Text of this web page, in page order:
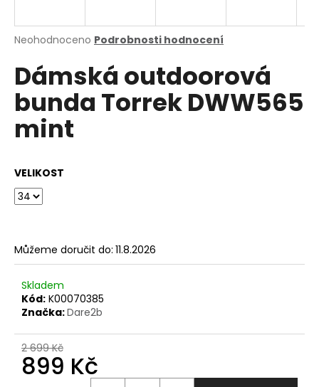
Průměrné
produktu
je
0,0
5
hvězdiček.
Neohodnoceno Podrobnosti hodnocení
Dámská outdoorová
bunda Torrek DWW565
mint
VELIKOST
Můžeme doručit do: 11.8.2026
Skladem
Kód: K00070385
Značka:Dare2b
2 699 Kč
899 Kč
j
t
?
o
p
u
č
u